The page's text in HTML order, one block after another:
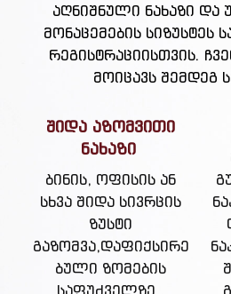
აღნიშნული ნახაზი
მონაცემების სიზუსტეს
რეგისტრაციისთვის.
მოიცავს შემდეგ
შიდა აზომვითი
ნახაზი
ბინის, ოფისის ან
სხვა შიდა სივრცის
ზუსტი
გაზომვა,დაფიქსირე
ბული ზომების
საფუძველზე ,